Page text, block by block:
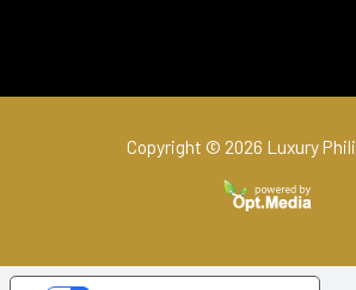
Copyright © 2026 Luxury